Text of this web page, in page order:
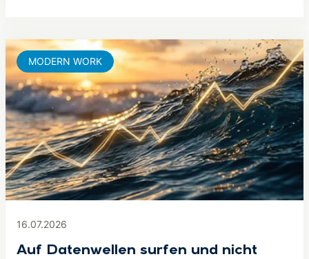
16.07.2026
Auf Datenwellen surfen und nicht
MODERN WORK